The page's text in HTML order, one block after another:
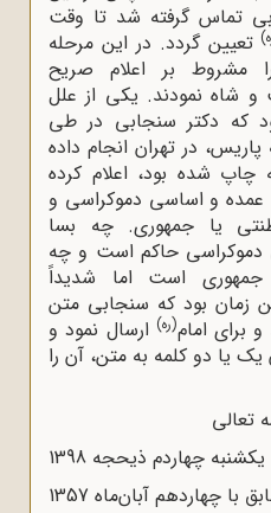
تماس گرفته شد تا وقت
تعیین گردد. در این مرحله
مشروط بر اعلام صریح
شاه نمودند. یکی از علل
که دکتر سنجابی در طی
در تهران انجام داده
چاپ شده بود، اعلام کرده
عمده و اساسی دموکراسی و
یا جمهوری. چه بسا
دموکراسی حاکم است و چه
است اما شدیداً
زمان بود که سنجابی متن
برای امام(ره) ارسال نمود و
یک یا دو کلمه به متن، آن ‌را
تعالی
یکشنبه چهاردم ذیحجه 1398
با چهاردهم آبان‌ماه 1357